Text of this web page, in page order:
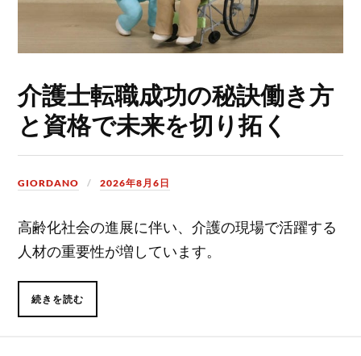
介護士転職成功の秘訣働き方
と資格で未来を切り拓く
GIORDANO 2026年8月6日
高齢化社会の進展に伴い、介護の現場で活躍する
人材の重要性が増しています。
続きを読む